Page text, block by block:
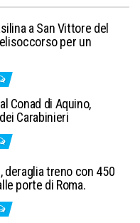
a San Vittore del
per un
Conad di Aquino,
Carabinieri
deraglia treno con 450
porte di Roma.